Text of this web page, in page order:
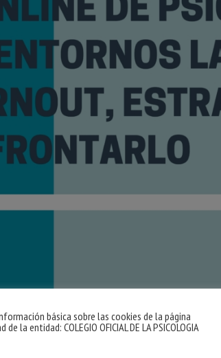
básica sobre las cookies de la página
la entidad: COLEGIO OFICIAL DE LA PSICOLOGIA